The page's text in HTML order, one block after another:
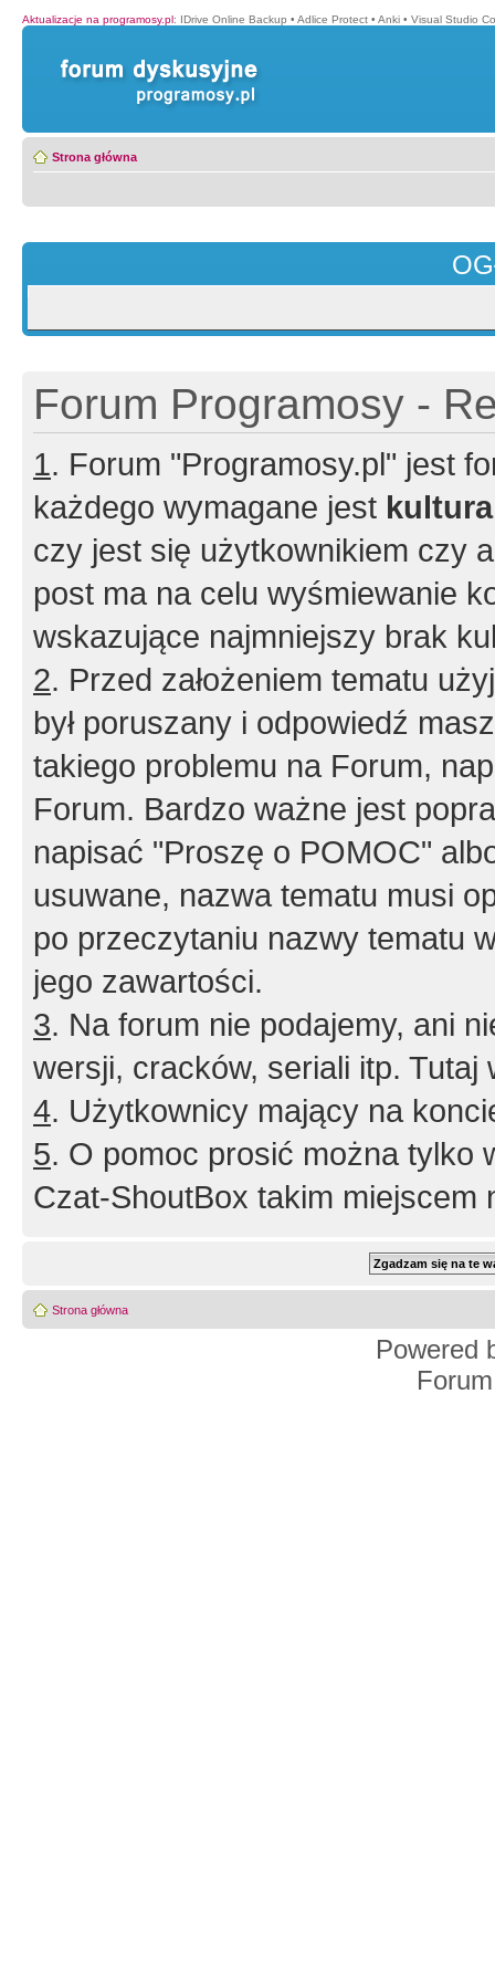
Aktualizacje na programosy.pl: IDrive Online Backup • Adlice Protect • Anki • Visual Studio
Strona główna
Forum Programosy -
1. Forum "Programosy.pl" jest
każdego wymagane jest
czy jest się użytkownikiem czy
post ma na celu wyśmiewanie
wskazujące najmniejszy brak
2. Przed założeniem tematu
był poruszany i odpowiedź
takiego problemu na Forum,
Forum. Bardzo ważne jest
napisać "Proszę o POMOC"
usuwane, nazwa tematu musi
po przeczytaniu nazwy tematu
jego zawartości.
3. Na forum nie podajemy, ani
wersji, cracków, seriali itp. Tutaj
4. Użytkownicy mający na
5. O pomoc prosić można tylko
Czat-ShoutBox takim miejscem
Strona główna
Powered